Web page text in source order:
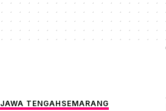
JAWA TENGAH SEMARANG